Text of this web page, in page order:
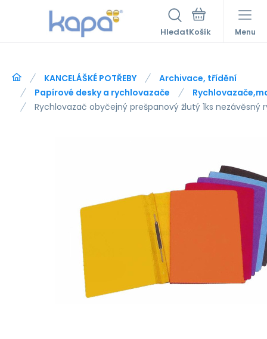
Hledat Menu
KANCELÁŠKÉ POTŘEBY
Archivace, třídění
Papírové desky a rychlovazače
Rychlovazač obyčejný prešpanový žlutý 1ks nezávěsný